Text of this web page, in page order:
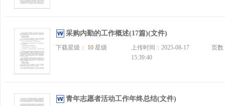
采购内勤的工作概述(17篇)(文件)
下载星级： 10 星级
上传时间：2025-08-17
15:39:40
页
青年志愿者活动工作年终总结(文件)